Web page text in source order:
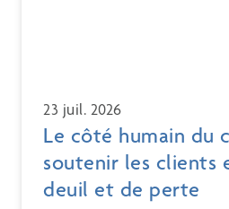
23 juil. 2026
Le côté humain du
soutenir les clients
deuil et de perte